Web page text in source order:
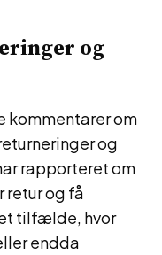
og
kommentarer om
og
rapporteret om
retur og få
tilfælde, hvor
endda